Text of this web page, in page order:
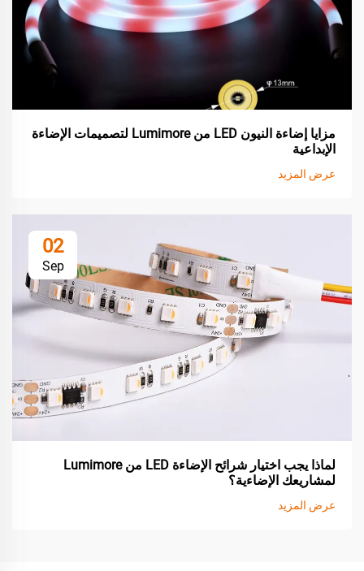
مزايا إضاءة النيون LED من Lumimore لتصميمات الإضاءة
الإبداعية
عرض المزيد
02
Sep
لماذا يجب اختيار شرائح الإضاءة LED من Lumimore
لمشاريعك الإضاءية؟
عرض المزيد